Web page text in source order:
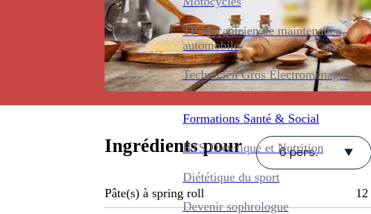
TP Mécanicien de maintenance
automobile
Technicien Gros Électroménager
Formations Santé & Social
BTS Diététique et Nutrition
Diététique du sport
Devenir sophrologue
Ingrédients pour 6 pers.
Pâte(s) à spring roll 12